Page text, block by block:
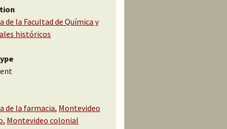
de la Facultad de Química y
históricos
de la farmacia, Montevideo
, Montevideo colonial